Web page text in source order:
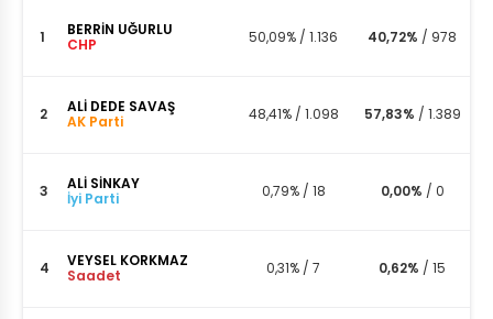
1
BERRİN UĞURLU
CHP
50,09% / 1.136 40,72% / 978
2
ALİ DEDE SAVAŞ
AK Parti
48,41% / 1.098 57,83% / 1.389
3
ALİ SİNKAY
İyi Parti
0,79% / 18 0,00% / 0
4
VEYSEL KORKMAZ
Saadet
0,31% / 7 0,62% / 15